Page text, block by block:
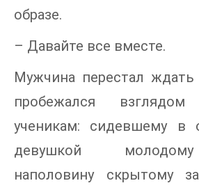
образе.
– Давайте все вместе.
Мужчина перестал
пробежался
ученикам: сидевшему в
девушкой
наполовину скрытому